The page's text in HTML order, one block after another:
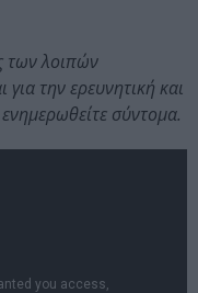
των λοιπών
την ερευνητική και
σύντομα.